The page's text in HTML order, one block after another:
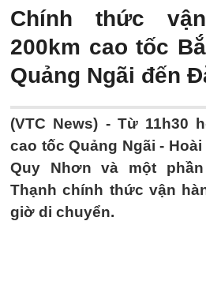
Chính thức
200km cao tốc
Quảng Ngãi đến
(VTC News) - Từ 11h30
cao tốc Quảng Ngãi -
Quy Nhơn và một
Thạnh chính thức vận
giờ di chuyển.